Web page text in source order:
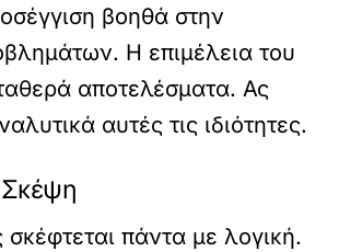
βοηθά στην
Η επιμέλεια του
αποτελέσματα. Ας
αυτές τις ιδιότητες.
πάντα με λογική.